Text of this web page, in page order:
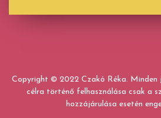
Copyright © 2022 Czakó Réka. Minden
célra történő felhasználása csak a
hozzájárulása esetén